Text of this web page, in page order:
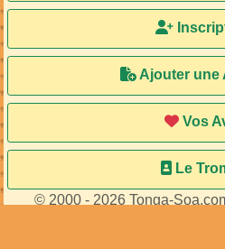
Ajouter une
Vos
Le
© 2000 - 2026 Tonga-